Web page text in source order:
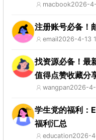
macbook2026-
注册账号必备！
email2026-4-13
找资源必备！最
值得点赞收藏分
wangpan2026-
学生党的福利：
福利汇总
education2026-